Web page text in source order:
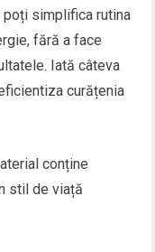
simplifica rutina
fără a face
Iată câteva
curățenia
conține
stil de viață